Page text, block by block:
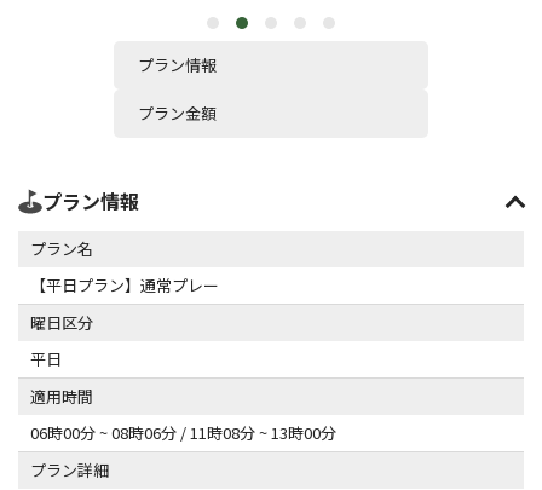
プラン情報
プラン金額
プラン情報
プラン名
【平日プラン】通常プレー
曜日区分
平日
適用時間
06時00分 ~ 08時06分 / 11時08分 ~ 13時00分
プラン詳細